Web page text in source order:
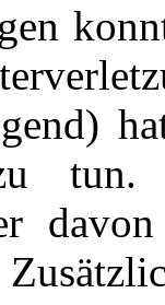
tun.